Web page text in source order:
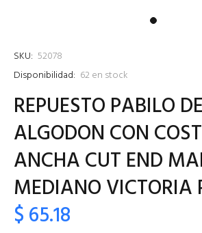
SKU: 52078
Disponibilidad: 62 en stock
REPUESTO PABILO DE
ALGODON CON
ANCHA CUT END
MEDIANO VICTORIA
$ 65.18